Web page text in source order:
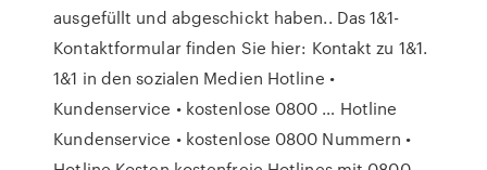
ausgefüllt und abgeschickt haben.. Das 1&1-
Kontaktformular finden Sie hier: Kontakt zu 1&1.
1&1 in den sozialen Medien Hotline •
Kundenservice • kostenlose 0800 … Hotline
Kundenservice • kostenlose 0800 Nummern •